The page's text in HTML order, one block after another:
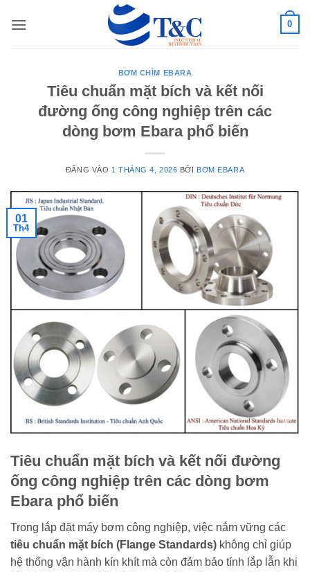
qua
0
BƠM CHÌM EBARA
Tiêu chuẩn mặt bích và kết nối
đường ống công nghiệp trên các
dòng bơm Ebara phổ biến
ĐĂNG VÀO 1 THÁNG 4, 2026 BỞI BƠM EBARA
01
Th4
Tiêu chuẩn mặt bích và kết nối đường
ống công nghiệp trên các dòng bơm
Ebara phổ biến
Trong lắp đặt máy bơm công nghiệp, việc nắm vững các
tiêu chuẩn mặt bích (Flange Standards) không chỉ giúp
hệ thống vận hành kín khít mà còn đảm bảo tính lắp lẫn khi